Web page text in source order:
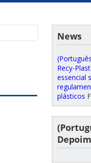
News
Recy-
essencial
plásticos